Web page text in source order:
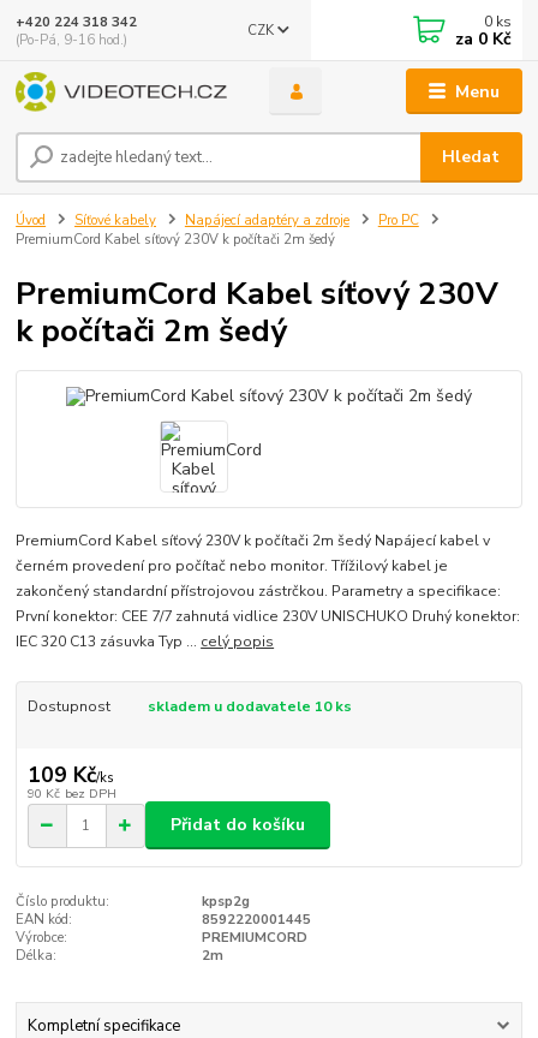
Menu
CZK
Hledat
+420 224 318 342
(Po-Pá, 9-16 hod.)
0 ks
za 0 Kč
Úvod Síťové kabely Napájecí adaptéry a zdroje
Pro PC
PremiumCord Kabel síťový 230V k počítači 2m šedý
PremiumCord Kabel síťový 230V
k počítači 2m šedý
PremiumCord Kabel síťový 230V k počítači 2m šedý Napájecí kabel v
černém provedení pro počítač nebo monitor. Třížilový kabel je
zakončený standardní přístrojovou zástrčkou. Parametry a specifikace:
První konektor: CEE 7/7 zahnutá vidlice 230V UNISCHUKO Druhý konektor:
IEC 320 C13 zásuvka Typ ... celý popis
Dostupnost skladem u dodavatele 10 ks
109 Kč/ks
90 Kč bez DPH
Přidat do košíku
Číslo produktu:
kpsp2g
EAN kód:
8592220001445
Výrobce:
PREMIUMCORD
Délka:
2m
Kompletní specifikace